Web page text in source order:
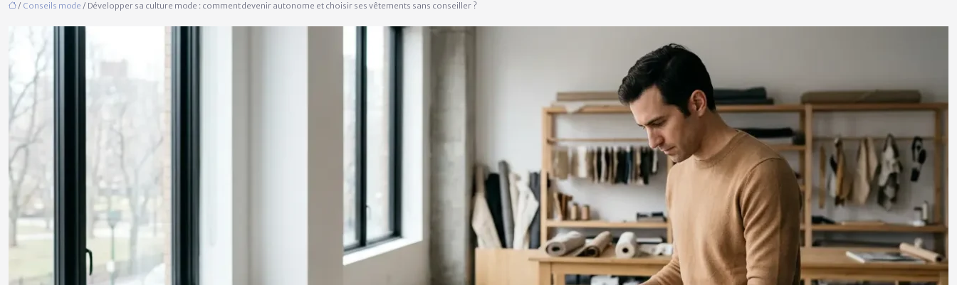
/ Conseils mode / Développer sa culture mode : comment devenir autonome et choisir ses vêtements sans conseiller ?